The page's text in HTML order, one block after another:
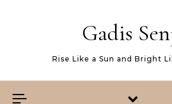
Gadis
Rise Like a Sun and Bright